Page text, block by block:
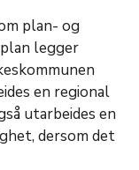
plan- og
legger
en regional
utarbeides en
dersom det